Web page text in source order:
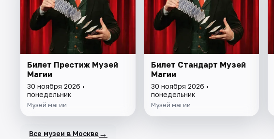
Билет Престиж Музей
Магии
30 ноября 2026 •
понедельник
Музей магии
Билет Стандарт Музей
Магии
30 ноября 2026 •
понедельник
Музей магии
Все музеи в Москве →